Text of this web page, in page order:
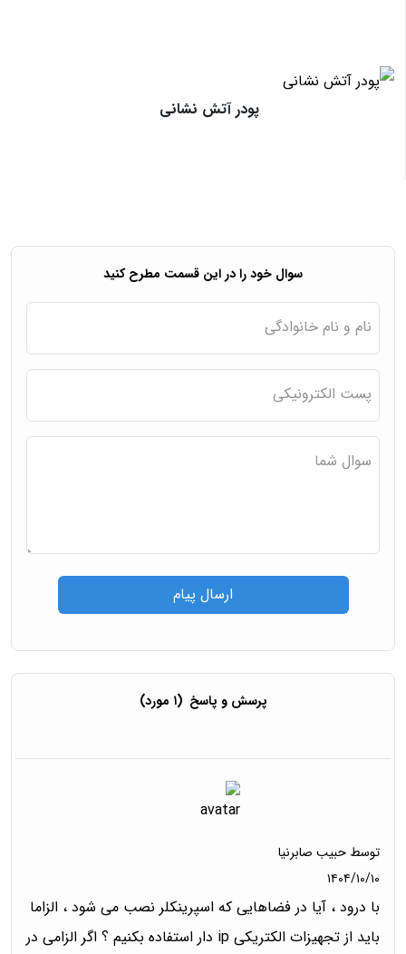
پودر آتش نشانی
سوال خود را در این قسمت مطرح کنید
نام و نام خانوادگی
پست الکترونیکی
سوال شما
ارسال پیام
پرسش و پاسخ (۱ مورد)
توسط حبیب صابرنیا
۱۴۰۴/۱۰/۱۰
با درود ، آیا در فضاهایی که اسپرینکلر نصب می شود ، الزاما
باید از تجهیزات الکتریکی ip دار استفاده بکنیم ؟ اگر الزامی در